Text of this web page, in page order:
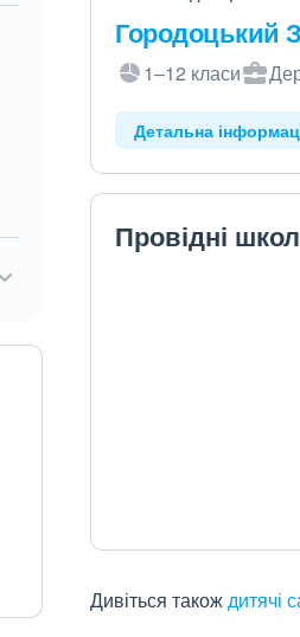
Городоцький
1–12 класи
Детальна
Провідні
Дивіться такождитячі